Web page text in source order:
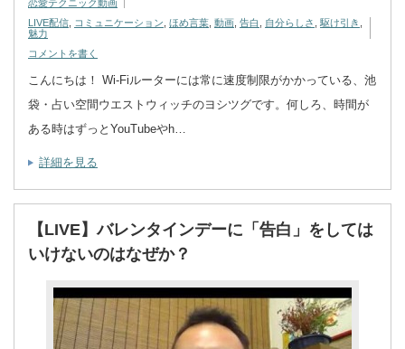
恋愛テクニック動画
LIVE配信
コミュニケーション ほめ言葉 動画 告白 自分らしさ 駆け引き
魅力
コメントを書く
こんにちは！ Wi-Fiルーターには常に速度制限がかかっている、池
袋・占い空間ウエストウィッチのヨシツグです。何しろ、時間が
ある時はずっとYouTubeやh…
詳細を見る
【LIVE】バレンタインデーに「告白」をしては
いけないのはなぜか？